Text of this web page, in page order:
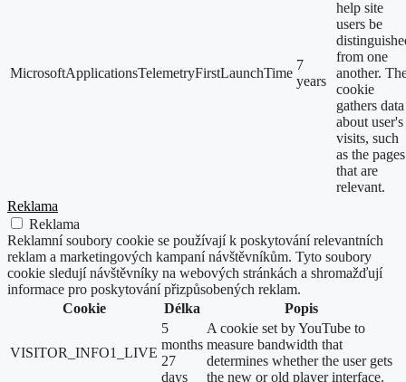
MicrosoftApplicationsTelemetryFirstLaunchTime
7
years
help site
users be
from one
another.
cookie
gathers data
about user's
visits, such
as the pages
that are
relevant.
Reklama
Reklama
Reklamní soubory cookie se používají k poskytování relevantních
reklam a marketingových kampaní návštěvníkům. Tyto soubory
cookie sledují návštěvníky na webových stránkách a shromažďují
informace pro poskytování přizpůsobených reklam.
Cookie
Délka Popis
VISITOR_INFO1_LIVE
5
months
27
days
A cookie set by YouTube to
measure bandwidth that
determines whether the user gets
the new or old player interface.